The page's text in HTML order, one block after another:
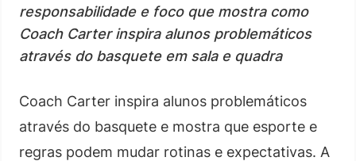
responsabilidade e foco que mostra como
Coach Carter inspira alunos problemáticos
através do basquete em sala e quadra
Coach Carter inspira alunos problemáticos
através do basquete e mostra que esporte e
regras podem mudar rotinas e expectativas. A